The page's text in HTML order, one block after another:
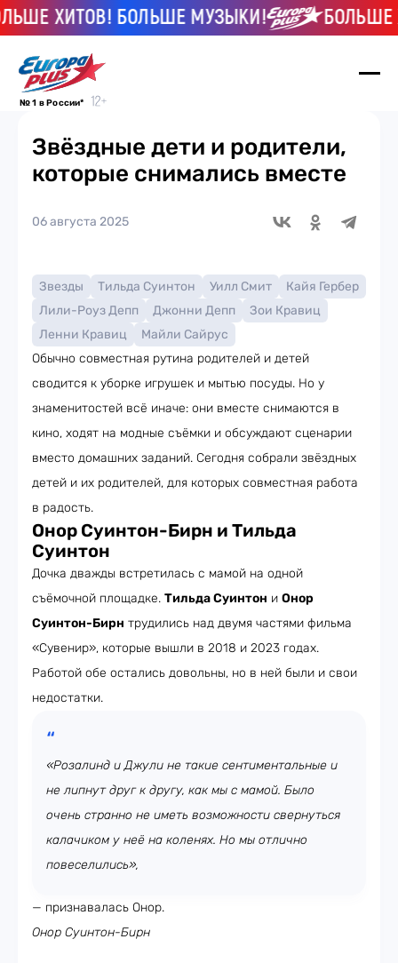
БОЛЬШЕ МУЗЫКИ! БОЛЬШЕ ХИТОВ!
№ 1 в России*
Звёздные дети и родители,
которые снимались вместе
06 августа 2025
Звезды Тильда Суинтон Уилл Смит
Кайя Гербер
Лили-Роуз Депп
Джонни Депп
Зои Кравиц
Ленни Кравиц
Майли Сайрус
Обычно совместная рутина родителей и детей
сводится к уборке игрушек и мытью посуды. Но у
знаменитостей всё иначе: они вместе снимаются в
кино, ходят на модные съёмки и обсуждают сценарии
вместо домашних заданий. Сегодня собрали звёздных
детей и их родителей, для которых совместная работа
в радость.
Онор Суинтон-Бирн и Тильда
Суинтон
Дочка дважды встретилась с мамой на одной
съёмочной площадке. Тильда Суинтон и Онор
Суинтон-Бирн трудились над двумя частями фильма
«Сувенир», которые вышли в 2018 и 2023 годах.
Работой обе остались довольны, но в ней были и свои
недостатки.
«Розалинд и Джули не такие сентиментальные и
не липнут друг к другу, как мы с мамой. Было
очень странно не иметь возможности свернуться
калачиком у неё на коленях. Но мы отлично
повеселились»,
— признавалась Онор.
Онор Суинтон-Бирн